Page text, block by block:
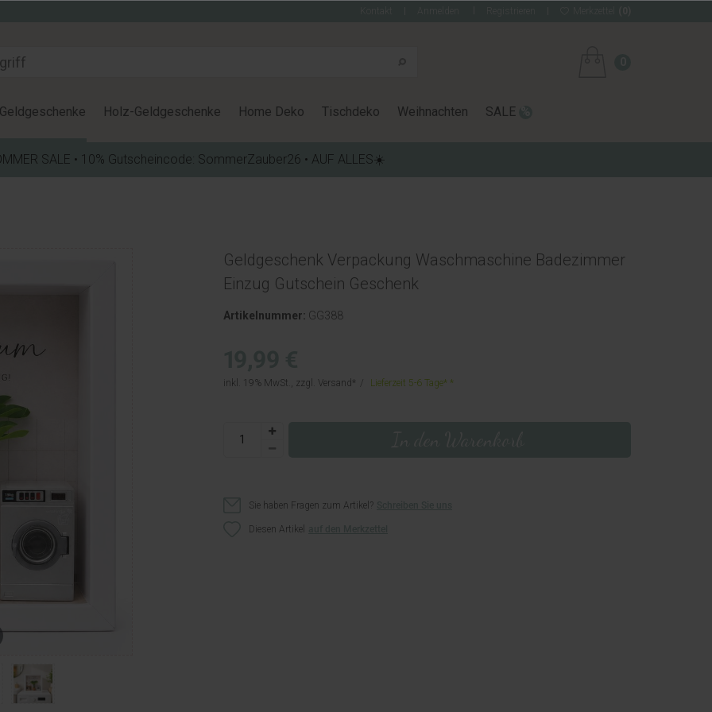
Geldgeschenke Holz-Geldgeschenke Home Deko Tischdeko Weihnachten SALE
SALE • 10% Gutscheincode: SommerZauber26 • AUF ALLES☀️
Geldgeschenk Verpackung Waschmaschine Badezimmer
Einzug Gutschein Geschenk
Artikelnummer: GG388
inkl. 19% MwSt., zzgl. Versand Lieferzeit 5-6 Tage*
Sie haben Fragen zum Artikel?
Diesen Artikel